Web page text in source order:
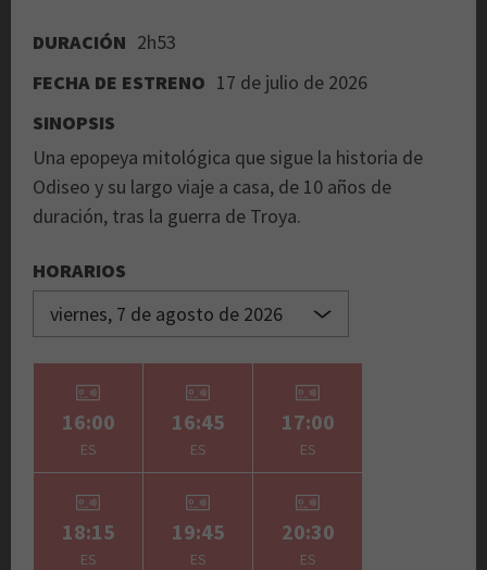
DURACIÓN 2h53
FECHA DE ESTRENO 17 de julio de 2026
SINOPSIS
Una epopeya mitológica que sigue la historia de
Odiseo y su largo viaje a casa, de 10 años de
duración, tras la guerra de Troya.
HORARIOS
16:00
ES
16:45
ES
17:00
ES
18:15
ES
19:45
ES
20:30
ES